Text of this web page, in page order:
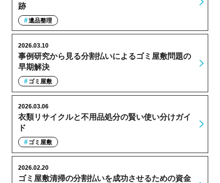
跡
遺品整理
事例研究から見る分割払いによるゴミ屋敷問題の
早期解決
2026.03.10
ゴミ屋敷
衣類リサイクルと不用品処分の賢い使い分けガイ
ド
2026.03.06
ゴミ屋敷
ゴミ屋敷清掃の分割払いを成功させるための資金
2026.02.20